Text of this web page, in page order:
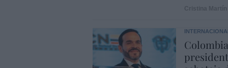
INTERNACIONAL